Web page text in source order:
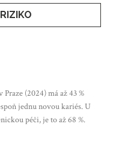
(2024) má až 43 %
jednu novou kariés. U
péči, je to až 68 %.